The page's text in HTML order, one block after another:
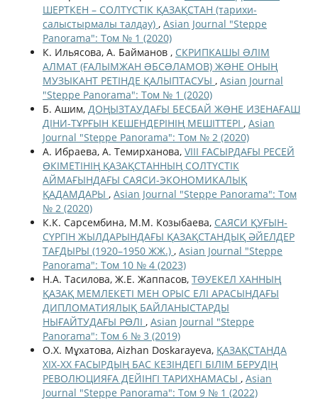
ШЕРТКЕН – СОЛТҮСТІК ҚАЗАҚСТАН (тарихи-
салыстырмалы талдау) , Asian Journal "Steppe
Panorama": Том № 1 (2020)
К. Ильясова, А. Байманов , СКРИПКАШЫ ƏЛІМ
АЛМАТ (ҒАЛЫМЖАН ƏБСƏЛАМОВ) ЖƏНЕ ОНЫҢ
МУЗЫКАНТ РЕТІНДЕ ҚАЛЫПТАСУЫ , Asian Journal
"Steppe Panorama": Том № 1 (2020)
Б. Ашим, ДОҢЫЗТАУДАҒЫ БЕСБАЙ ЖƏНЕ ИЗЕНАҒАШ
ДІНИ-ТҰРҒЫН КЕШЕНДЕРІНІҢ МЕШІТТЕРІ , Asian
Journal "Steppe Panorama": Том № 2 (2020)
А. Ибраева, А. Темирханова, VIII ҒАСЫРДАҒЫ РЕСЕЙ
ӨКІМЕТІНІҢ ҚАЗАҚСТАННЫҢ СОЛТҮСТІК
АЙМАҒЫНДАҒЫ САЯСИ-ЭКОНОМИКАЛЫҚ
ҚАДАМДАРЫ , Asian Journal "Steppe Panorama": Том
№ 2 (2020)
К.К. Сарсембина, М.М. Козыбаева, САЯСИ ҚУҒЫН-
СҮРГІН ЖЫЛДАРЫНДАҒЫ ҚАЗАҚСТАНДЫҚ ӘЙЕЛДЕР
ТАҒДЫРЫ (1920–1950 ЖЖ.) , Asian Journal "Steppe
Panorama": Том 10 № 4 (2023)
Н.А. Тасилова, Ж.Е. Жаппасов, ТƏУЕКЕЛ ХАННЫҢ
ҚАЗАҚ МЕМЛЕКЕТІ МЕН ОРЫС ЕЛІ АРАСЫНДАҒЫ
ДИПЛОМАТИЯЛЫҚ БАЙЛАНЫСТАРДЫ
НЫҒАЙТУДАҒЫ РӨЛІ , Asian Journal "Steppe
Panorama": Том 6 № 3 (2019)
О.Х. Мұхатова, Aizhan Doskarayeva, ҚАЗАҚСТАНДА
ХІХ-ХХ ҒАСЫРДЫҢ БАС КЕЗІНДЕГІ БІЛІМ БЕРУДІҢ
РЕВОЛЮЦИЯҒА ДЕЙІНГІ ТАРИХНАМАСЫ , Asian
Journal "Steppe Panorama": Том 9 № 1 (2022)